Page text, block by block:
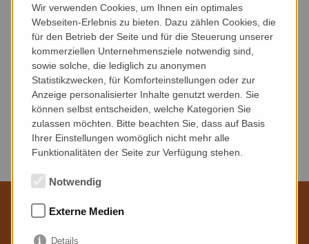
VERANSTALTUNGSART VERANSTALTUNGSORT
Keine Veranstaltungen gefunden.
Wir verwenden Cookies, um Ihnen ein optimales
Webseiten-Erlebnis zu bieten. Dazu zählen Cookies, die
für den Betrieb der Seite und für die Steuerung unserer
kommerziellen Unternehmensziele notwendig sind,
sowie solche, die lediglich zu anonymen
Statistikzwecken, für Komforteinstellungen oder zur
Anzeige personalisierter Inhalte genutzt werden. Sie
können selbst entscheiden, welche Kategorien Sie
zulassen möchten. Bitte beachten Sie, dass auf Basis
Ihrer Einstellungen womöglich nicht mehr alle
Funktionalitäten der Seite zur Verfügung stehen.
Notwendig
Externe Medien
Details